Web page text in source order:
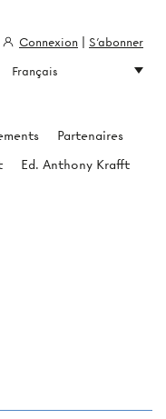
Partenaires
Ed. Anthony Krafft
Connexion
S'abonner
Français